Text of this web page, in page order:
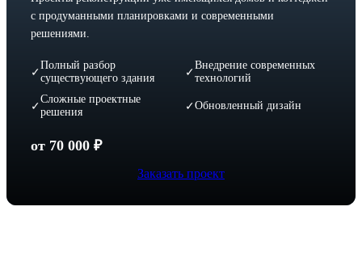
с продуманными планировками и современными
решениями.
✓
Полный разбор
существующего здания
✓
Внедрение современных
технологий
✓
Сложные проектные
решения
✓Обновленный дизайн
от 70 000 ₽
Заказать проект